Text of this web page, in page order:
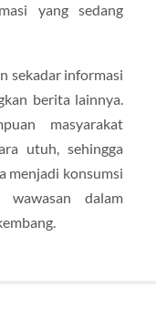
yang sedang
sekadar informasi
berita lainnya.
masyarakat
utuh, sehingga
menjadi konsumsi
dalam